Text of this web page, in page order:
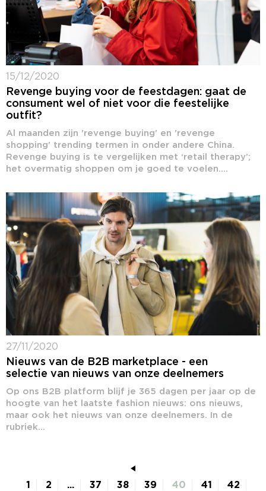
15/12/2020
Revenge buying voor de feestdagen: gaat de
consument wel of niet voor die feestelijke
outfit?
Al maanden zijn 'revenge buying' en 'revenge
shopping' trending termen in onder andere China.
Revenge buying is te vergelijken met ‘retail therapy’;
het overmatig shoppen om je goed te voelen....
27/11/2020
Nieuws van de B2B marketplace - een
selectie van nieuws van onze deelnemers
Op ons B2B platform blijf je 365 dagen per jaar op de
hoogte van het laatste fashion nieuws: ons nieuws,
maar ook het nieuws van onze deelnemers. In de
rubriek...
1 2 ... 37 38 39 40 41
42